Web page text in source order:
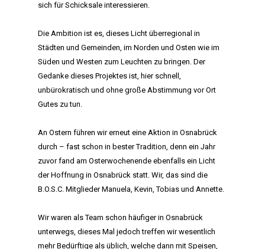
sich für Schicksale interessieren.
Die Ambition ist es, dieses Licht überregional in
Städten und Gemeinden, im Norden und Osten wie im
Süden und Westen zum Leuchten zu bringen. Der
Gedanke dieses Projektes ist, hier schnell,
unbürokratisch und ohne große Abstimmung vor Ort
Gutes zu tun.
An Ostern führen wir erneut eine Aktion in Osnabrück
durch – fast schon in bester Tradition, denn ein Jahr
zuvor fand am Osterwochenende ebenfalls ein Licht
der Hoffnung in Osnabrück statt. Wir, das sind die
B.O.S.C. Mitglieder Manuela, Kevin, Tobias und Annette.
Wir waren als Team schon häufiger in Osnabrück
unterwegs, dieses Mal jedoch treffen wir wesentlich
mehr Bedürftige als üblich, welche dann mit Speisen,